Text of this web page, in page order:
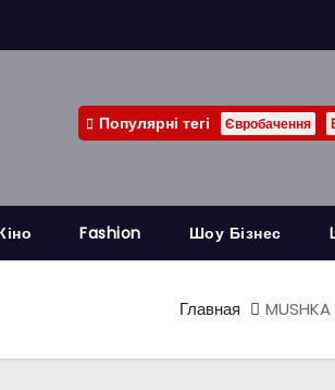
Популярні тегі Євробачення
Fashion Шоу Бізнес
Главная